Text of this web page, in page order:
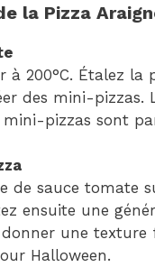
la Pizza
à 200°C. Étalez la
des mini-pizzas.
mini-pizzas sont
de sauce tomate
ensuite une
une texture
Halloween.